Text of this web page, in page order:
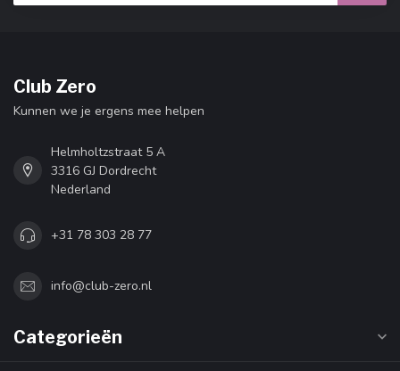
Club Zero
Kunnen we je ergens mee helpen
Helmholtzstraat 5 A
3316 GJ Dordrecht
Nederland
+31 78 303 28 77
info@club-zero.nl
Categorieën